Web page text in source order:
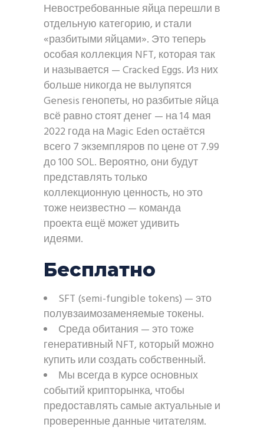
Невостребованные яйца перешли в
отдельную категорию, и стали
«разбитыми яйцами». Это теперь
особая коллекция NFT, которая так
и называется — Cracked Eggs. Из них
больше никогда не вылупятся
Genesis генопеты, но разбитые яйца
всё равно стоят денег — на 14 мая
2022 года на Magic Eden остаётся
всего 7 экземпляров по цене от 7.99
до 100 SOL. Вероятно, они будут
представлять только
коллекционную ценность, но это
тоже неизвестно — команда
проекта ещё может удивить
идеями.
Бесплатно
SFT (semi-fungible tokens) — это
полувзаимозаменяемые токены.
Среда обитания — это тоже
генеративный NFT, который можно
купить или создать собственный.
Мы всегда в курсе основных
событий крипторынка, чтобы
предоставлять самые актуальные и
проверенные данные читателям.